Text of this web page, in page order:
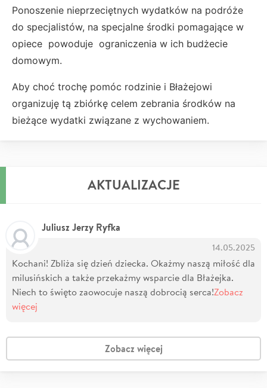
Ponoszenie nieprzeciętnych wydatków na podróże
do specjalistów, na specjalne środki pomagające w
opiece powoduje ograniczenia w ich budżecie
domowym.
Aby choć trochę pomóc rodzinie i Błażejowi
organizuję tą zbiórkę celem zebrania środków na
bieżące wydatki związane z wychowaniem.
AKTUALIZACJE
Juliusz Jerzy Ryfka
14.05.2025
Kochani! Zbliża się dzień dziecka. Okażmy naszą miłość dla
milusińskich a także przekażmy wsparcie dla Błażejka.
Niech to święto zaowocuje naszą dobrocią serca!Zobacz
więcej
Zobacz więcej